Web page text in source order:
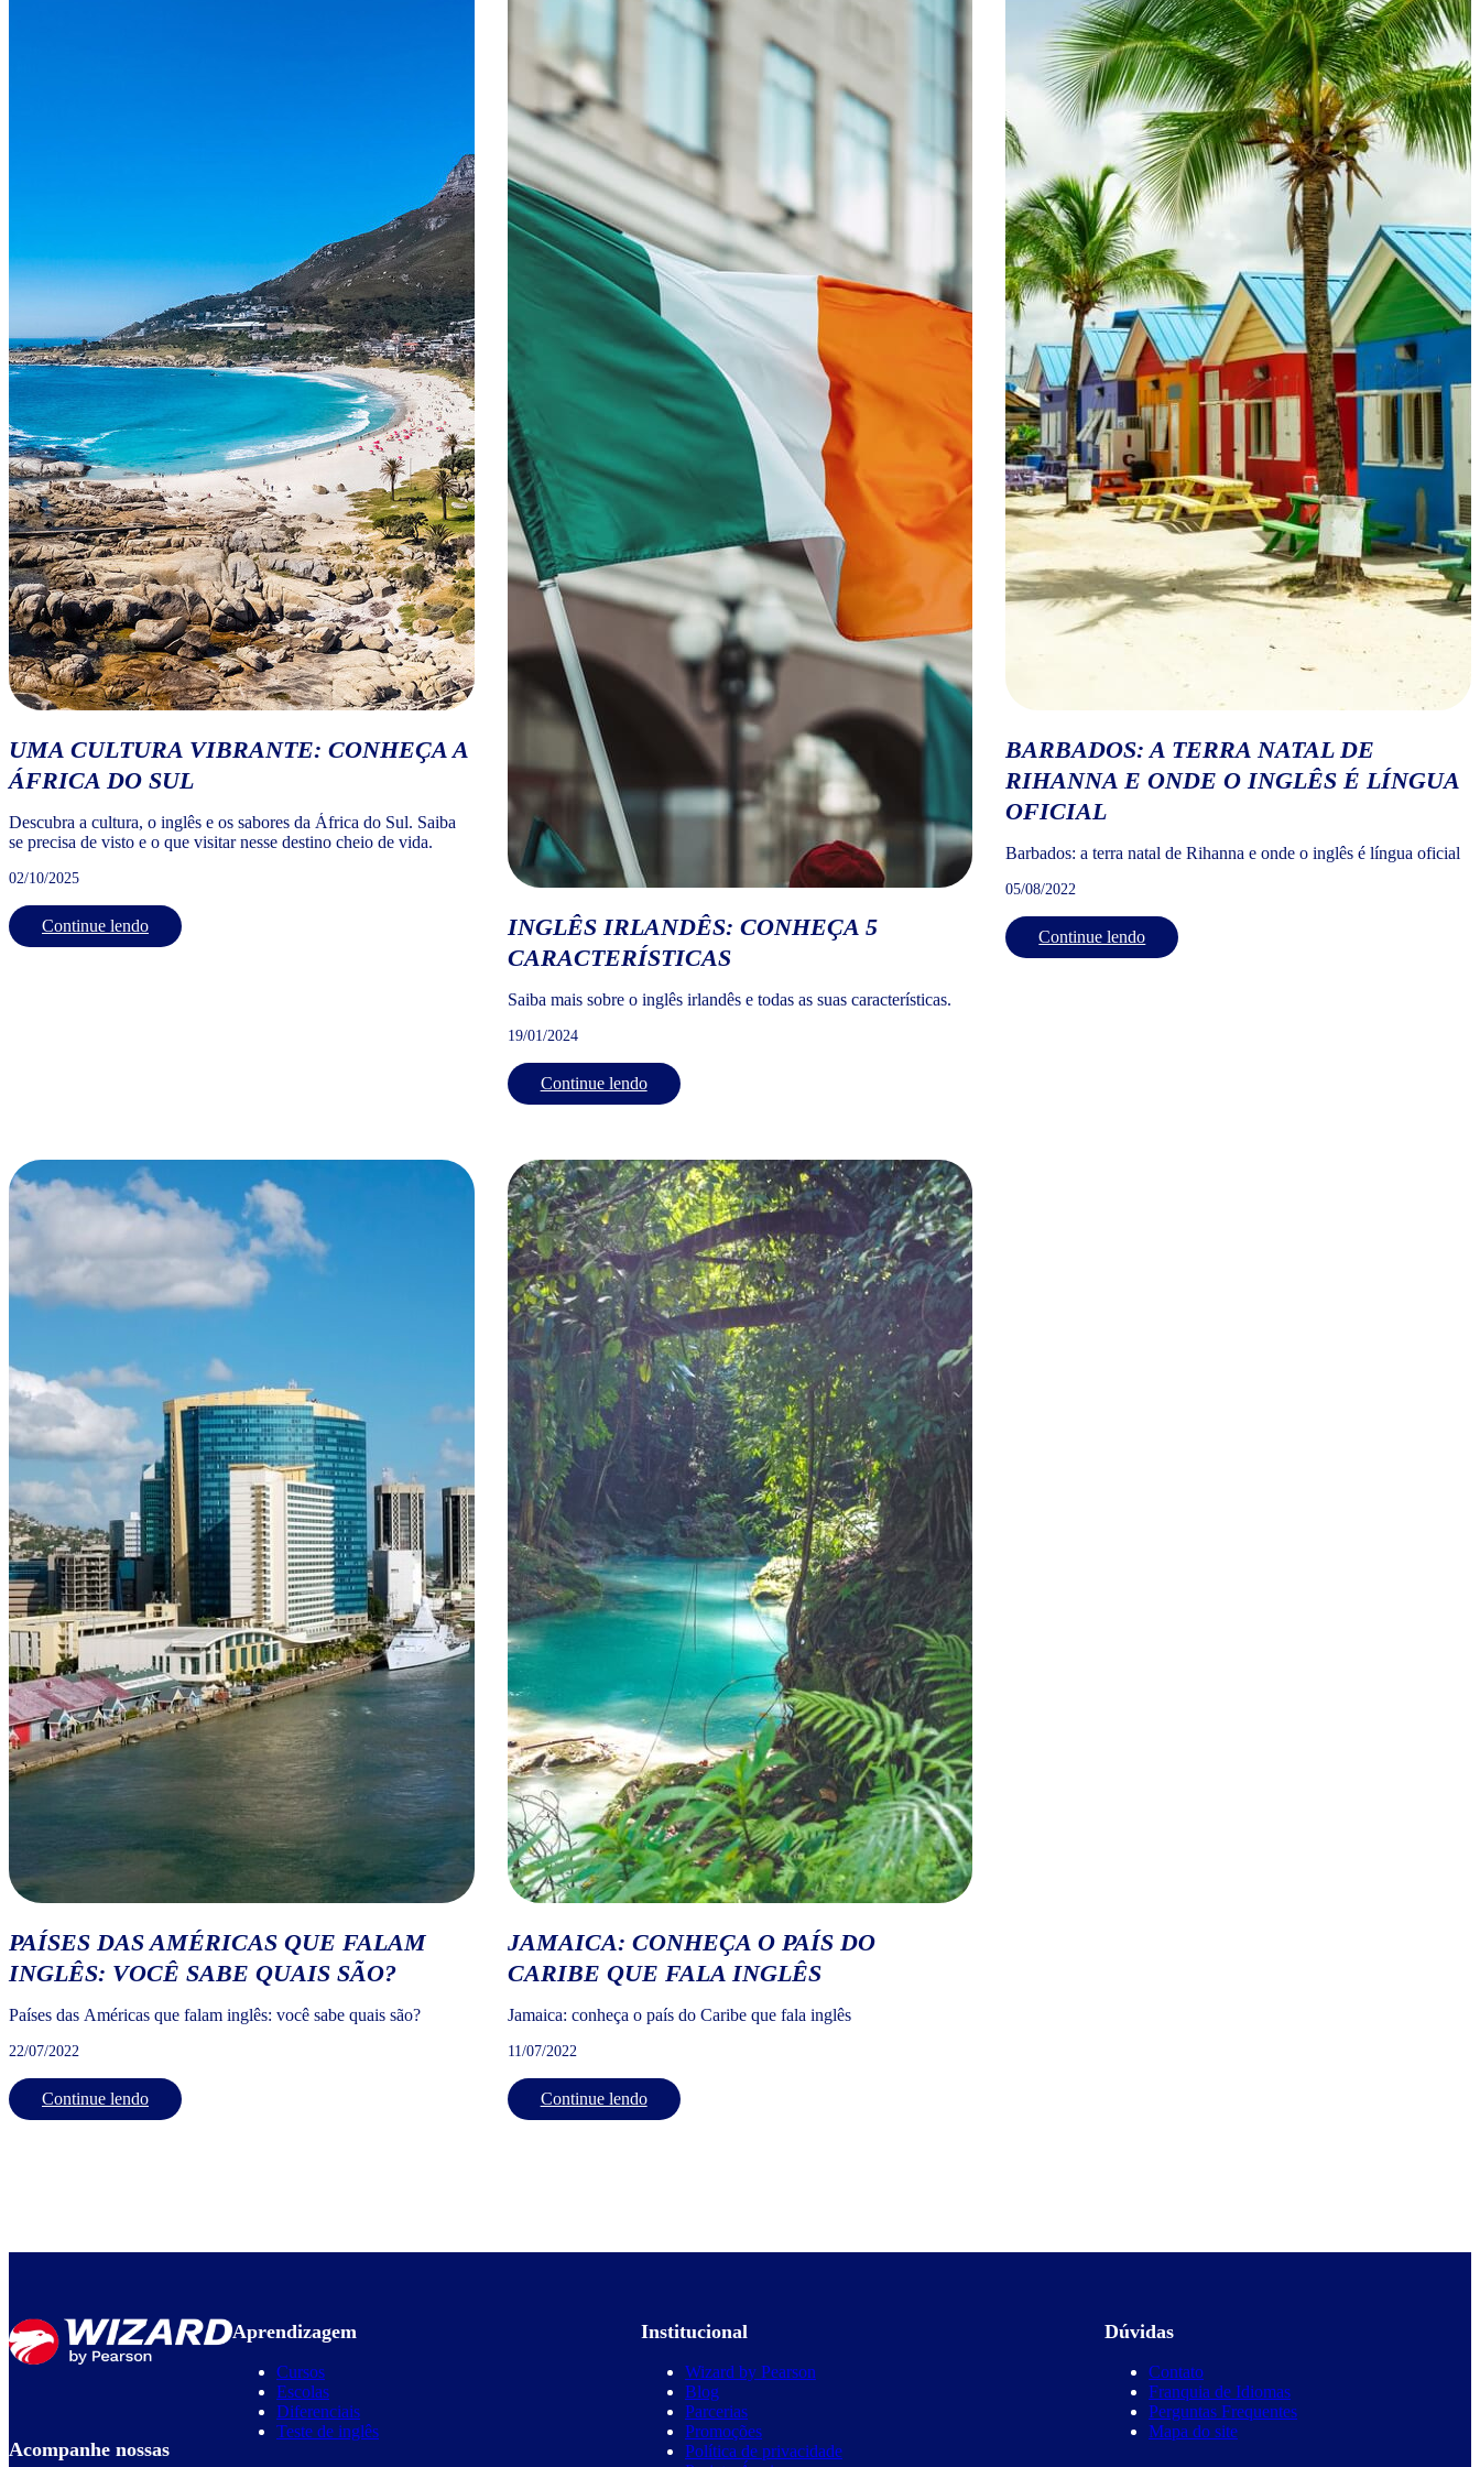
UMA CULTURA VIBRANTE: CONHEÇA A
ÁFRICA DO SUL
Descubra a cultura, o inglês e os sabores da África do Sul. Saiba
se precisa de visto e o que visitar nesse destino cheio de vida.
02/10/2025
Continue lendo
INGLÊS IRLANDÊS: CONHEÇA 5
CARACTERÍSTICAS
Saiba mais sobre o inglês irlandês e todas as suas características.
19/01/2024
Continue lendo
BARBADOS: A TERRA NATAL DE
RIHANNA E ONDE O INGLÊS É LÍNGUA
OFICIAL
Barbados: a terra natal de Rihanna e onde o inglês é língua oficial
05/08/2022
Continue lendo
PAÍSES DAS AMÉRICAS QUE FALAM
INGLÊS: VOCÊ SABE QUAIS SÃO?
Países das Américas que falam inglês: você sabe quais são?
22/07/2022
Continue lendo
JAMAICA: CONHEÇA O PAÍS DO
CARIBE QUE FALA INGLÊS
Jamaica: conheça o país do Caribe que fala inglês
11/07/2022
Continue lendo
Acompanhe nossas
Aprendizagem
Cursos
Escolas
Diferenciais
Teste de inglês
Institucional
Wizard by Pearson
Blog
Parcerias
Promoções
Política de privacidade
Dúvidas
Contato
Franquia de Idiomas
Perguntas Frequentes
Mapa do site